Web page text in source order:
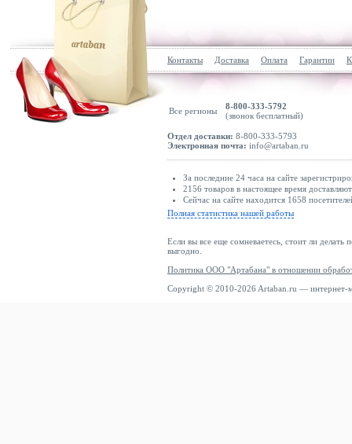
Контакты Доставка Оплата Гарантии
Все регионы
8-800-333-5792
(звонок бесплатный)
Отдел доставки: 8-800-333-5793
Электронная почта: info@artaban.ru
За последние 24 часа на сайте
2156 товаров в настоящее время
Сейчас на сайте находится 1658
Полная статистика нашей работы
Если вы все еще сомневаетесь, стоит ли делать
выгодно.
Политика ООО "Артабана" в отношении
Copyright © 2010-2026 Artaban.ru — интернет-